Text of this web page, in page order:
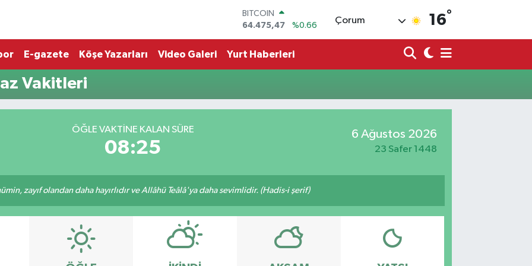
BITCOIN
64.475,47
%0.66
DOLAR
47,5971
%0.05
GRAM ALTIN
Çorum 16°
E-gazete Köşe Yazarları Video Galeri Yurt Haberleri
Vakitleri
ÖĞLE VAKTINE KALAN SÜRE
08:24
6 Ağustos 2026
23 Safer 1448
zayıf olandan daha hayırlıdır ve Allâhü Teâlâ'ya daha sevimlidir. (Hadis-i şerif)